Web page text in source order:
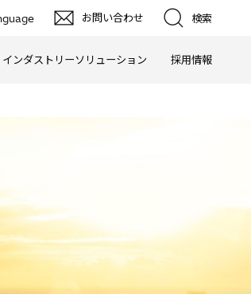
お問い合わせ 検索
インダストリーソリューション 採用情報